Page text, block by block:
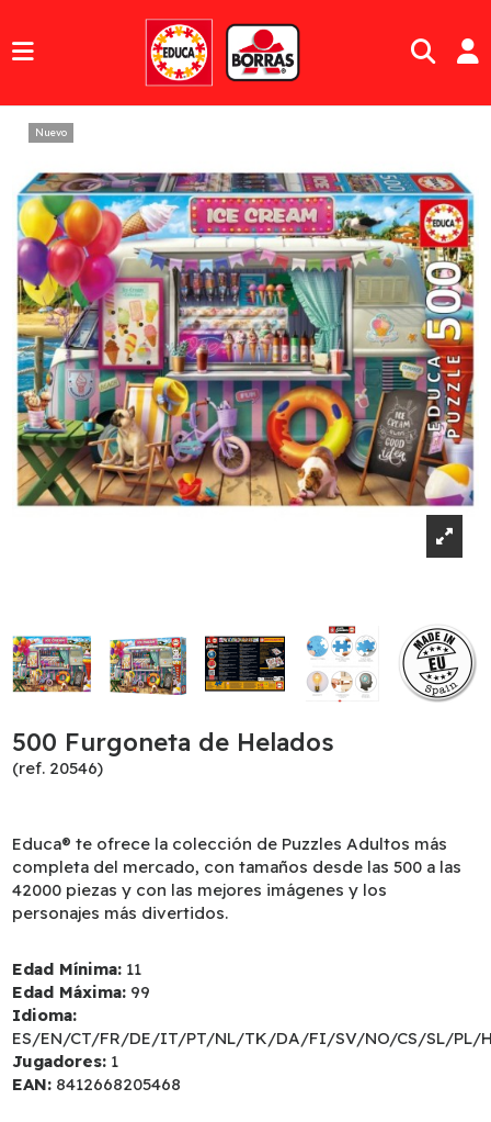
Nuevo
500 Furgoneta de Helados
(ref. 20546)
Educa® te ofrece la colección de Puzzles Adultos más
completa del mercado, con tamaños desde las 500 a las
42000 piezas y con las mejores imágenes y los
personajes más divertidos.
Edad Mínima: 11
Edad Máxima: 99
Idioma:
ES/EN/CT/FR/DE/IT/PT/NL/TK/DA/FI/SV/NO/CS/SL/PL/
Jugadores: 1
EAN: 8412668205468